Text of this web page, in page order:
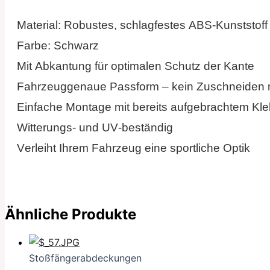
Material: Robustes, schlagfestes ABS-Kunststoff
Farbe: Schwarz
Mit Abkantung für optimalen Schutz der Kante
Fahrzeuggenaue Passform – kein Zuschneiden
Einfache Montage mit bereits aufgebrachtem
Witterungs- und UV-beständig
Verleiht Ihrem Fahrzeug eine sportliche Optik
Ähnliche Produkte
Stoßfängerabdeckungen